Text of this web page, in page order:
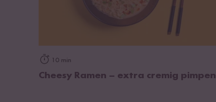
10 min
Cheesy Ramen – extra cremig pimpen